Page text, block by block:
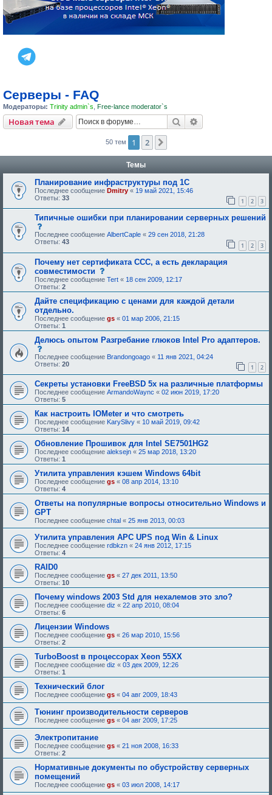
Серверы - FAQ
Модераторы: Trinity admin`s Free-lance moderator`s
Новая тема Поиск
50 тем 1 2
Темы
Планирование инфраструктуры под 1С
Последнее сообщение Dmitry « 19 май 2021, 15:46
Ответы: 33 1 2 3
Типичные ошибки при планировании серверных решений
о
о
щ
е
н
и
е
,
т
р
е
б
у
щ
е
о
б
р
е
и
я
:
Последнее сообщение AlbertCaple « 29 сен 2018, 21:28
Ответы: 43 1 2 3
Почему нет сертификата ССС, а есть декларация
совместимости
о
о
б
щ
е
и
т
е
щ
е
д
о
е
н
я
:
Последнее сообщение Tert « 18 сен 2009, 12:17
Ответы: 2
Дайте спецификацию с ценами для каждой детали
отдельно.
Последнее сообщение gs « 01 мар 2006, 21:15
Ответы: 1
Делюсь опытом Разгребание глюков Intel Pro адаптеров.
о
о
щ
е
н
и
е
,
т
р
е
б
у
ю
щ
е
е
о
д
о
б
р
е
н
и
я
:
Последнее сообщение Brandongoago « 11 янв 2021, 04:24
Ответы: 20 1 2
Секреты установки FreeBSD 5x на различные платформы
Последнее сообщение ArmandoWaync « 02 июн 2019, 17:20
Ответы: 5
Как настроить IOMeter и что смотреть
Последнее сообщение KarySlivy « 10 май 2019, 09:42
Ответы: 14
Обновление Прошивок для Intel SE7501HG2
Последнее сообщение aleksejn « 25 мар 2018, 13:20
Ответы: 1
Утилита управления кэшем Windows 64bit
Последнее сообщение gs « 08 апр 2014, 13:10
Ответы: 4
Ответы на популярные вопросы относительно Windows и
GPT
Последнее сообщение chtal « 25 янв 2013, 00:03
Утилита управления APC UPS под Win & Linux
Последнее сообщение rdbkzn « 24 янв 2012, 17:15
Ответы: 4
RAID0
Последнее сообщение gs « 27 дек 2011, 13:50
Ответы: 10
Почему windows 2003 Std для нехалемов это зло?
Последнее сообщение diz « 22 апр 2010, 08:04
Ответы: 6
Лицензии Windows
Последнее сообщение gs « 26 мар 2010, 15:56
Ответы: 2
TurboBoost в процессорах Xeon 55XX
Последнее сообщение diz « 03 дек 2009, 12:26
Ответы: 1
Технический блог
Последнее сообщение gs « 04 авг 2009, 18:43
Тюнинг производительности серверов
Последнее сообщение gs « 04 авг 2009, 17:25
Электропитание
Последнее сообщение gs « 21 ноя 2008, 16:33
Ответы: 2
Нормативные документы по обустройству серверных
помещений
Последнее сообщение gs « 03 июл 2008, 14:17